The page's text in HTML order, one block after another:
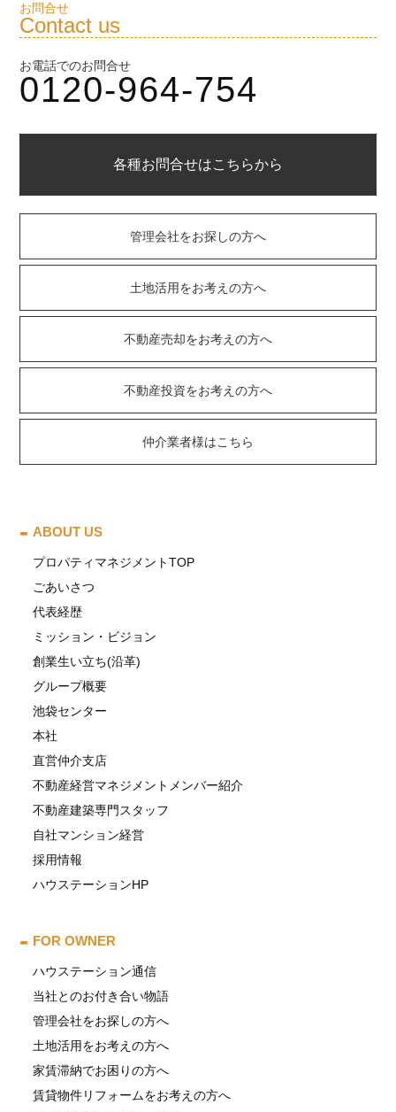
お問合せ
Contact us
お電話でのお問合せ
0120-964-754
各種お問合せはこちらから
管理会社をお探しの方へ
土地活用をお考えの方へ
不動産売却をお考えの方へ
不動産投資をお考えの方へ
仲介業者様はこちら
ABOUT US
プロパティマネジメントTOP
ごあいさつ
代表経歴
ミッション・ビジョン
創業生い立ち(沿革)
グループ概要
池袋センター
本社
直営仲介支店
不動産経営マネジメントメンバー紹介
不動産建築専門スタッフ
自社マンション経営
採用情報
ハウステーションHP
FOR OWNER
ハウステーション通信
当社とのお付き合い物語
管理会社をお探しの方へ
土地活用をお考えの方へ
家賃滞納でお困りの方へ
賃貸物件リフォームをお考えの方へ